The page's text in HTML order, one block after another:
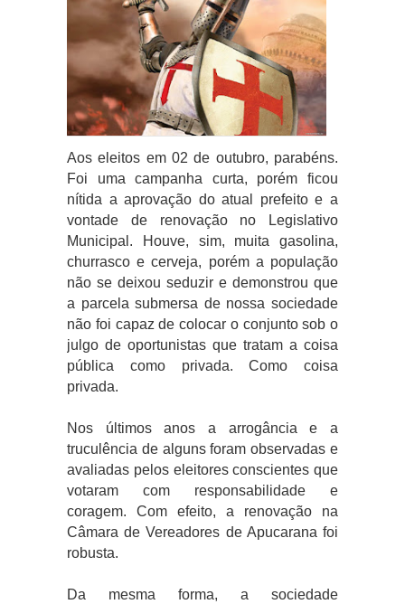
Aos eleitos em 02 de outubro, parabéns.
Foi uma campanha curta, porém ficou
nítida a aprovação do atual prefeito e a
vontade de renovação no Legislativo
Municipal. Houve, sim, muita gasolina,
churrasco e cerveja, porém a população
não se deixou seduzir e demonstrou que
a parcela submersa de nossa sociedade
não foi capaz de colocar o conjunto sob o
julgo de oportunistas que tratam a coisa
pública como privada. Como coisa
privada.
Nos últimos anos a arrogância e a
truculência de alguns foram observadas e
avaliadas pelos eleitores conscientes que
votaram com responsabilidade e
coragem. Com efeito, a renovação na
Câmara de Vereadores de Apucarana foi
robusta.
Da mesma forma, a sociedade